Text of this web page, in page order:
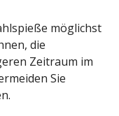
möglichst
die
Zeitraum im
Sie